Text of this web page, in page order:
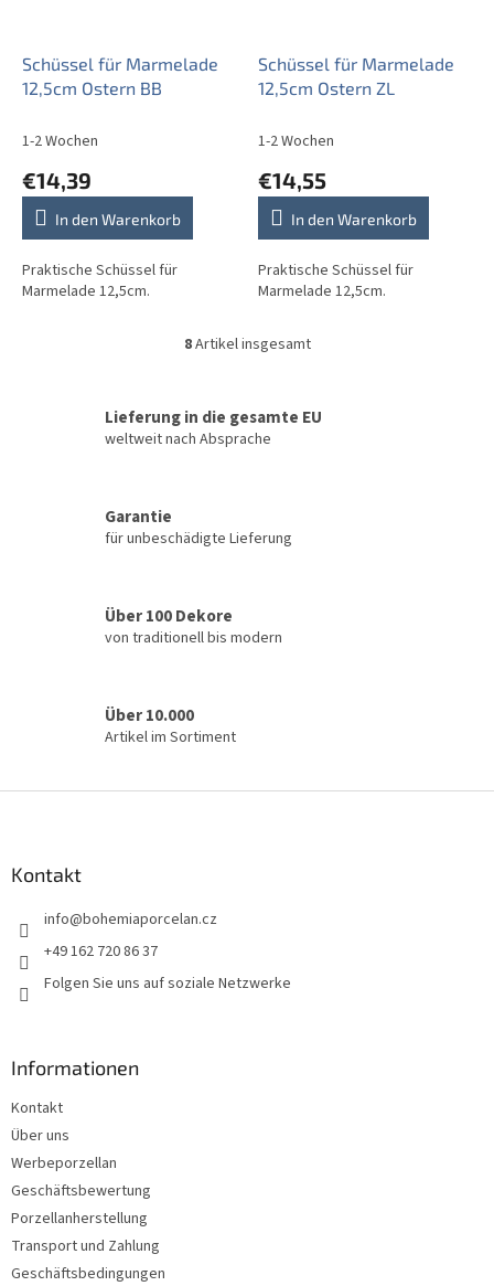
Schüssel für Marmelade
12,5cm Ostern BB
1-2 Wochen
€14,39
In den Warenkorb
Praktische Schüssel für
Marmelade 12,5cm.
Schüssel für Marmelade
12,5cm Ostern ZL
1-2 Wochen
€14,55
In den Warenkorb
Praktische Schüssel für
Marmelade 12,5cm.
S
u
e
m
d
e
8Artikel insgesamt
Lieferung in die gesamte EU
weltweit nach Absprache
Garantie
für unbeschädigte Lieferung
Über 100 Dekore
von traditionell bis modern
Über 10.000
Artikel im Sortiment
Kontakt
info@bohemiaporcelan.cz
+49 162 720 86 37
Folgen Sie uns auf soziale Netzwerke
Informationen
Kontakt
Über uns
Werbeporzellan
Geschäftsbewertung
Porzellanherstellung
Transport und Zahlung
Geschäftsbedingungen